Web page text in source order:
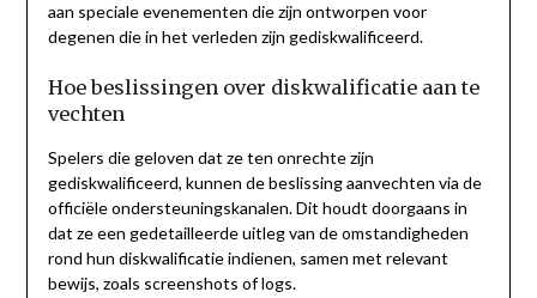
aan speciale evenementen die zijn ontworpen voor
degenen die in het verleden zijn gediskwalificeerd.
Hoe beslissingen over diskwalificatie aan te
vechten
Spelers die geloven dat ze ten onrechte zijn
gediskwalificeerd, kunnen de beslissing aanvechten via de
officiële ondersteuningskanalen. Dit houdt doorgaans in
dat ze een gedetailleerde uitleg van de omstandigheden
rond hun diskwalificatie indienen, samen met relevant
bewijs, zoals screenshots of logs.